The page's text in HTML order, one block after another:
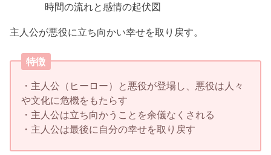
時間の流れと感情の起伏図
主人公が悪役に立ち向かい幸せを取り戻す。
特徴
・主人公（ヒーロー）と悪役が登場し、悪役は人々
や文化に危機をもたらす
・主人公は立ち向かうことを余儀なくされる
・主人公は最後に自分の幸せを取り戻す